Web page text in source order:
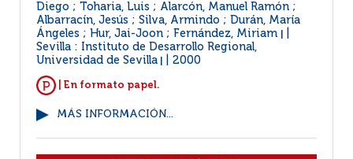
Diego ; Toharia, Luis ; Alarcón, Manuel Ramón ;
Albarracín, Jesús ; Silva, Armindo ; Durán, María
Ángeles ; Hur, Jai-Joon ; Fernández, Miriam
Sevilla : Instituto de Desarrollo Regional,
Universidad de Sevilla
2000
| En formato papel.
MÁS INFORMACIÓN...